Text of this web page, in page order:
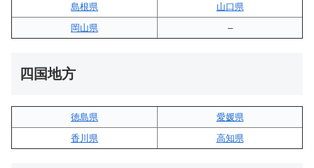
島根県
山口県
岡山県
–
四国地方
徳島県
愛媛県
香川県
高知県